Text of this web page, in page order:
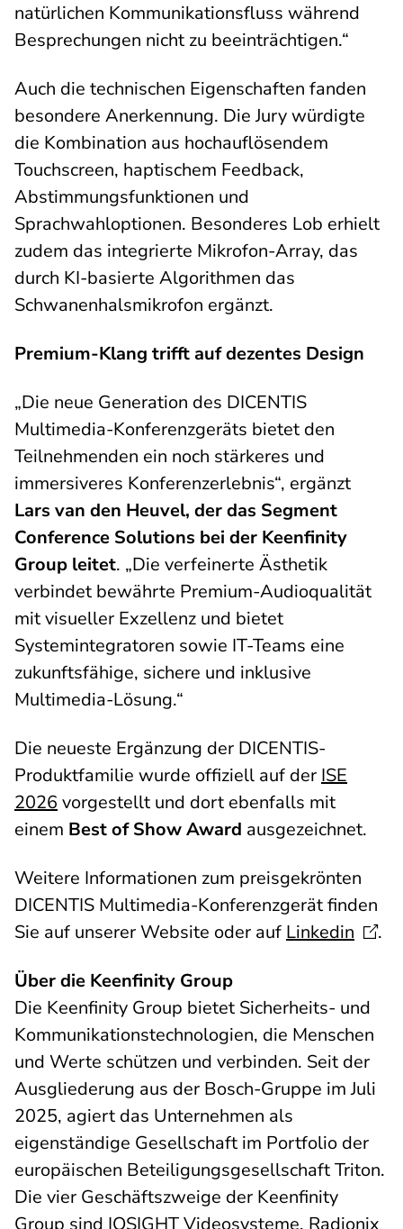
natürlichen Kommunikationsfluss während
Besprechungen nicht zu beeinträchtigen.“
Auch die technischen Eigenschaften fanden
besondere Anerkennung. Die Jury würdigte
die Kombination aus hochauflösendem
Touchscreen, haptischem Feedback,
Abstimmungsfunktionen und
Sprachwahloptionen. Besonderes Lob erhielt
zudem das integrierte Mikrofon-Array, das
durch KI-basierte Algorithmen das
Schwanenhalsmikrofon ergänzt.
Premium-Klang trifft auf dezentes Design
„Die neue Generation des DICENTIS
Multimedia-Konferenzgeräts bietet den
Teilnehmenden ein noch stärkeres und
immersiveres Konferenzerlebnis“, ergänzt
Lars van den Heuvel, der das Segment
Conference Solutions bei der Keenfinity
Group leitet. „Die verfeinerte Ästhetik
verbindet bewährte Premium-Audioqualität
mit visueller Exzellenz und bietet
Systemintegratoren sowie IT-Teams eine
zukunftsfähige, sichere und inklusive
Multimedia-Lösung.“
Die neueste Ergänzung der DICENTIS-
Produktfamilie wurde offiziell auf der ISE
2026 vorgestellt und dort ebenfalls mit
einem Best of Show Award ausgezeichnet.
Weitere Informationen zum preisgekrönten
DICENTIS Multimedia-Konferenzgerät finden
Sie auf unserer Website oder auf Linkedin
.
Über die Keenfinity Group
Die Keenfinity Group bietet Sicherheits- und
Kommunikationstechnologien, die Menschen
und Werte schützen und verbinden. Seit der
Ausgliederung aus der Bosch-Gruppe im Juli
2025, agiert das Unternehmen als
eigenständige Gesellschaft im Portfolio der
europäischen Beteiligungsgesellschaft Triton.
Die vier Geschäftszweige der Keenfinity
Group sind IQSIGHT Videosysteme, Radionix